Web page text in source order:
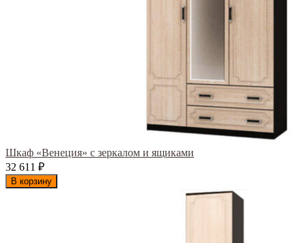
Шкаф «Венеция» с зеркалом и ящиками
32 611
₽
В корзину